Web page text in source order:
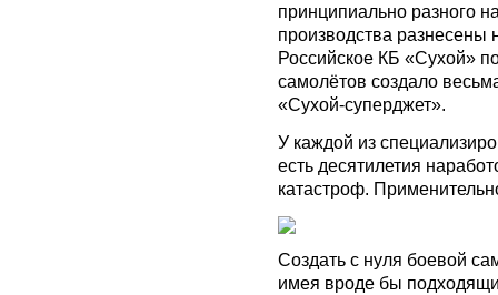
принципиально разного
производства разнесены
Российское КБ «Сухой»
самолётов создало
«Сухой-суперджет».
У каждой из
есть десятилетия
катастроф.
Создать с нуля боевой
имея вроде бы